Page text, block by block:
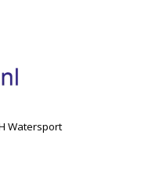
Watersport